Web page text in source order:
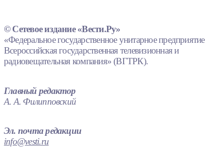
© Сетевое издание «Вести.Ру»
«Федеральное государственное унитарное предприятие
Всероссийская государственная телевизионная и
радиовещательная компания» (ВГТРК).
Главный редактор
А. А. Филипповский
Эл. почта редакции
info@vesti.ru